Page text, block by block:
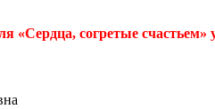
«Сердца, согретые счастьем»